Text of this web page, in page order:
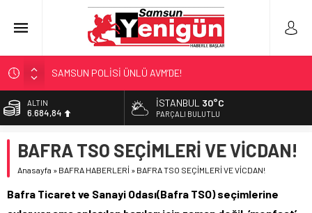
SAMSUN POLİSİ ÜNLÜ AVM’DE!
NEBİYANFEST BÜYÜLEDİ!
ULAŞIMA ZAM MI GELİYOR?
‘EL EMEĞİ’ DAYANIŞMASI
ALTIN
6.684,84
13.811,60
DOLAR
İSTANBUL 30°C
PARÇALI BULUTLU
BAFRA TSO SEÇİMLERİ VE VİCDAN!
Anasayfa » BAFRA HABERLERİ » BAFRA TSO SEÇİMLERİ VE VİCDAN!
Bafra Ticaret ve Sanayi Odası(Bafra TSO) seçimlerine